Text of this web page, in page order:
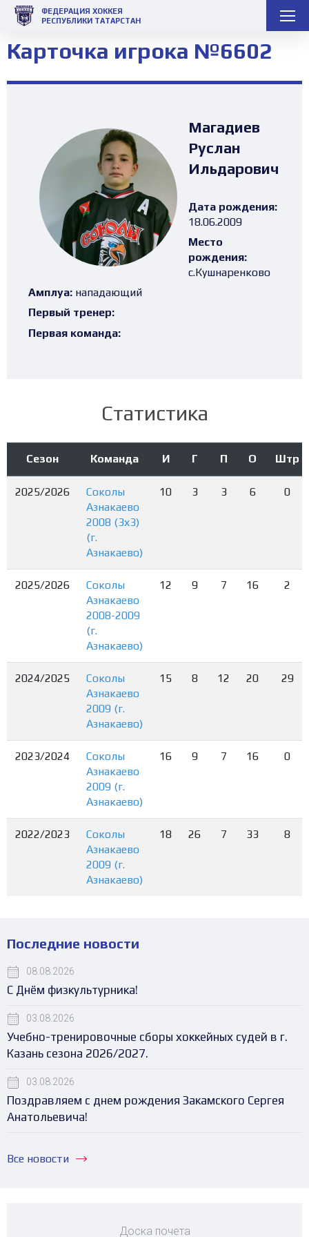
ФЕДЕРАЦИЯ ХОККЕЯ
РЕСПУБЛИКИ ТАТАРСТАН
Карточка игрока №6602
Магадиев
Руслан
Ильдарович
Дата рождения:
18.06.2009
Место
рождения:
с.Кушнаренково
Амплуа: нападающий
Первый тренер:
Первая команда:
Статистика
Сезон Команда И Г П О Штр
2025/2026
Соколы
Азнакаево
2008 (3х3)
(г.
Азнакаево)
10 3 3 6 0
2025/2026
Соколы
Азнакаево
2008-2009
(г.
Азнакаево)
12 9 7 16 2
2024/2025
Соколы
Азнакаево
2009 (г.
Азнакаево)
15 8 12 20 29
2023/2024
Соколы
Азнакаево
2009 (г.
Азнакаево)
16 9 7 16 0
2022/2023
Соколы
Азнакаево
2009 (г.
Азнакаево)
18 26 7 33 8
Последние новости
08.08.2026
С Днём физкультурника!
03.08.2026
Учебно-тренировочные сборы хоккейных судей в г.
Казань сезона 2026/2027.
03.08.2026
Поздравляем с днем рождения Закамского Сергея
Анатольевича!
Все новости
Доска почета